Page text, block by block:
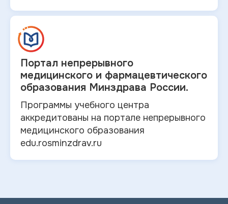
Портал непрерывного
медицинского и фармацевтического
образования Минздрава России.
Программы учебного центра
аккредитованы на портале непрерывного
медицинского образования
edu.rosminzdrav.ru